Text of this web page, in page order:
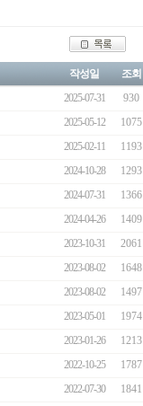
작성일
조회
2025-07-31
930
2025-05-12
1075
2025-02-11
1193
2024-10-28
1293
2024-07-31
1366
2024-04-26
1409
2023-10-31
2061
2023-08-02
1648
2023-08-02
1497
2023-05-01
1974
2023-01-26
1213
2022-10-25
1787
2022-07-30
1841